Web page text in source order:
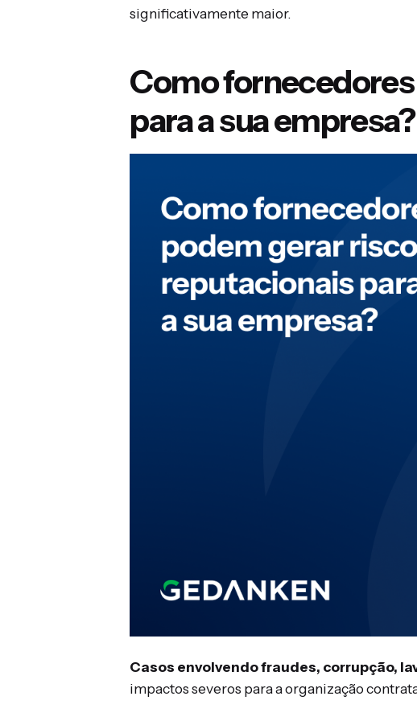
significativamente maior.
Como
para a sua empresa?
Casos envolvendo fraudes, corrupção,
impactos severos para a organização